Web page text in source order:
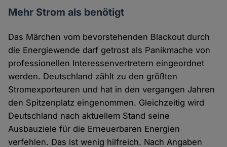
Mehr Strom als benötigt
Das Märchen vom bevorstehenden Blackout durch
die Energiewende darf getrost als Panikmache von
professionellen Interessenvertretern eingeordnet
werden. Deutschland zählt zu den größten
Stromexporteuren und hat in den vergangen Jahren
den Spitzenplatz eingenommen. Gleichzeitig wird
Deutschland nach aktuellem Stand seine
Ausbauziele für die Erneuerbaren Energien
verfehlen. Das ist wenig hilfreich. Nach Angaben